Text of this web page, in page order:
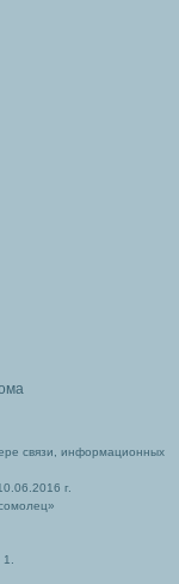
связи, информационных
г.
1.